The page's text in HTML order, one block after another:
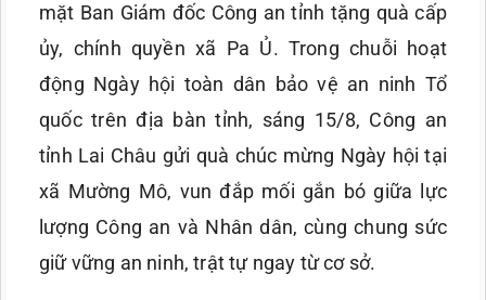
mặt Ban Giám đốc Công an tỉnh tặng quà cấp
ủy, chính quyền xã Pa Ủ. Trong chuỗi hoạt
động Ngày hội toàn dân bảo vệ an ninh Tổ
quốc trên địa bàn tỉnh, sáng 15/8, Công an
tỉnh Lai Châu gửi quà chúc mừng Ngày hội tại
xã Mường Mô, vun đắp mối gắn bó giữa lực
lượng Công an và Nhân dân, cùng chung sức
giữ vững an ninh, trật tự ngay từ cơ sở.